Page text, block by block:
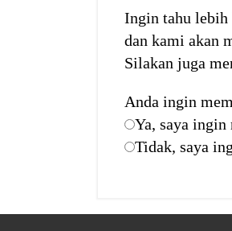
Ingin tahu lebih
dan kami akan
Silakan juga
Anda ingin
Ya, saya
Tidak, saya